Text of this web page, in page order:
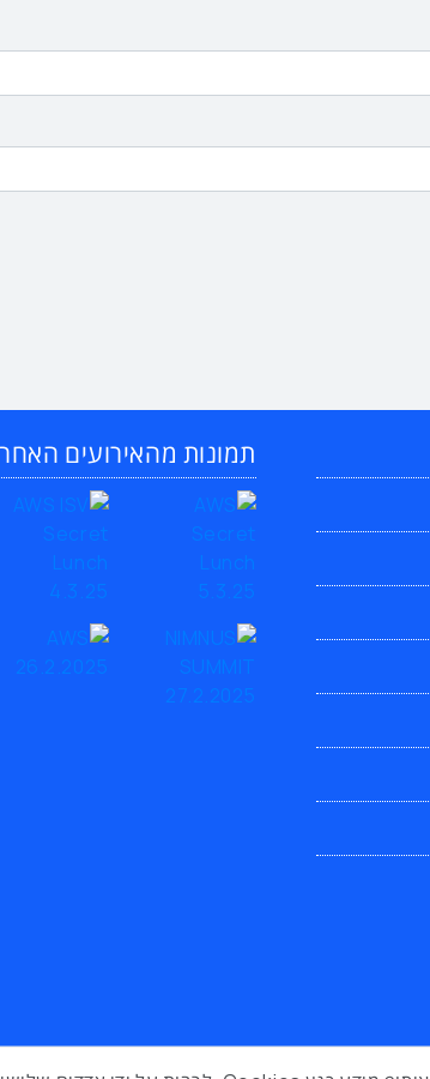
תמונות מהאירועים